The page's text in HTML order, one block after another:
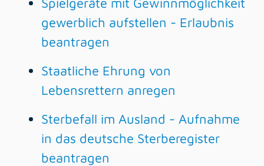
gewerblich aufstellen - Erlaubnis
beantragen
Staatliche Ehrung von
Lebensrettern anregen
Sterbefall im Ausland - Aufnahme
in das deutsche Sterberegister
beantragen